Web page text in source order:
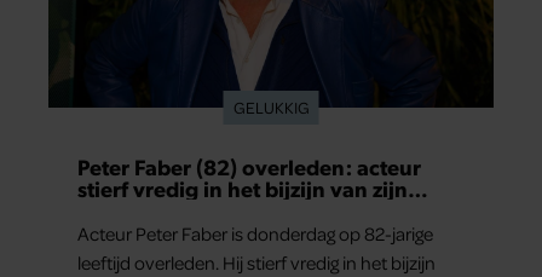
GELUKKIG
Peter Faber (82) overleden: acteur
stierf vredig in het bijzijn van zijn
Acteur Peter Faber is donderdag op 82-jarige
leeftijd overleden. Hij stierf vredig in het bijzijn